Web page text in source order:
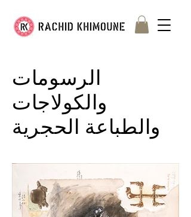
الرسومات
والكولاجات
والطباعة الحجرية